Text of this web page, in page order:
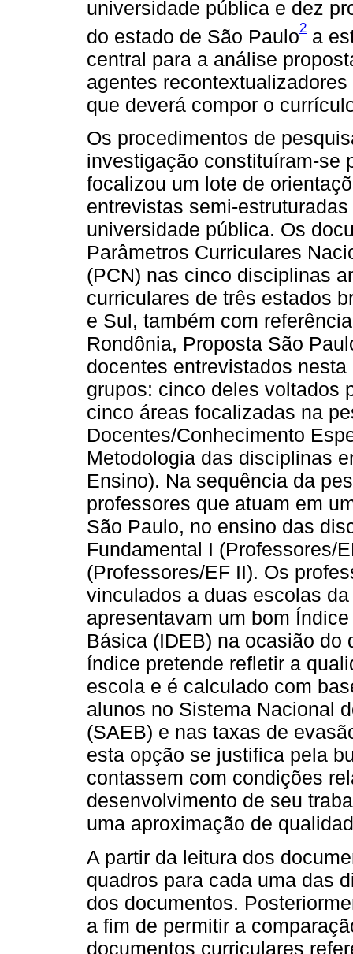
universidade pública e dez
do estado de São Paulo2 a
central para a análise
agentes
que deverá compor o
Os procedimentos de
investigação constituíram-se
focalizou um lote de
entrevistas semi-
universidade pública. Os
Parâmetros Curriculares
(PCN) nas cinco disciplinas
curriculares de três estados
e Sul, também com
Rondônia, Proposta São
docentes entrevistados
grupos: cinco deles voltados
cinco áreas focalizadas na
Docentes/Conhecimento
Metodologia das disciplinas
Ensino). Na sequência da
professores que atuam em
São Paulo, no ensino das
Fundamental I (Professores/
(Professores/EF II). Os
vinculados a duas escolas
apresentavam um bom
Básica (IDEB) na ocasião
índice pretende refletir a
escola e é calculado com
alunos no Sistema Nacional
(SAEB) e nas taxas de
esta opção se justifica pela
contassem com condições
desenvolvimento de seu
uma aproximação de
A partir da leitura dos
quadros para cada uma das
dos documentos.
a fim de permitir a
documentos curriculares